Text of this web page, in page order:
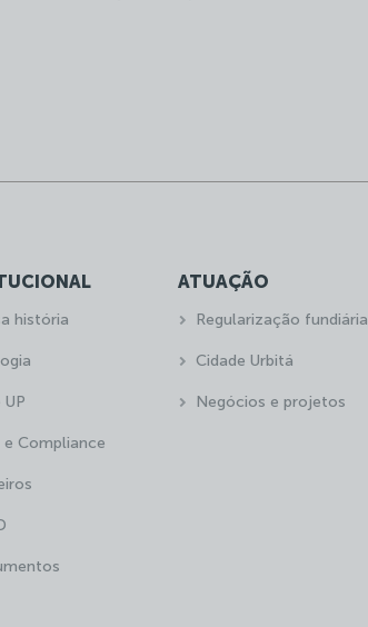
história
e Compliance
ATUAÇÃO
Regularização fundiária
Cidade Urbitá
Negócios e projetos